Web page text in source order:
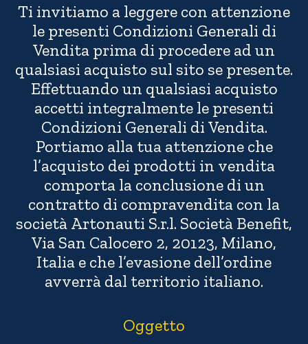
Ti invitiamo a leggere con attenzione
le presenti Condizioni Generali di
Vendita prima di procedere ad un
qualsiasi acquisto sul sito se presente.
Effettuando un qualsiasi acquisto
accetti integralmente le presenti
Condizioni Generali di Vendita.
Portiamo alla tua attenzione che
l’acquisto dei prodotti in vendita
comporta la conclusione di un
contratto di compravendita con la
società Artonauti S.r.l. Società Benefit,
Via San Calocero 2, 20123, Milano,
Italia e che l’evasione dell’ordine
avverrà dal territorio italiano.
Oggetto